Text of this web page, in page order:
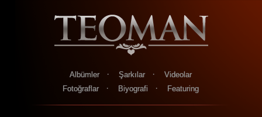
Albümler · Şarkılar ·
Videolar
Fotoğraflar
· Biyografi · Featuring